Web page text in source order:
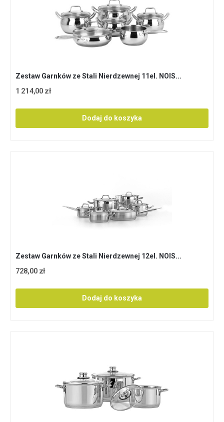
Zestaw Garnków ze Stali Nierdzewnej 11el. NOIS...
1 214,00 zł
Dodaj do koszyka
Zestaw Garnków ze Stali Nierdzewnej 12el. NOIS...
728,00 zł
Dodaj do koszyka